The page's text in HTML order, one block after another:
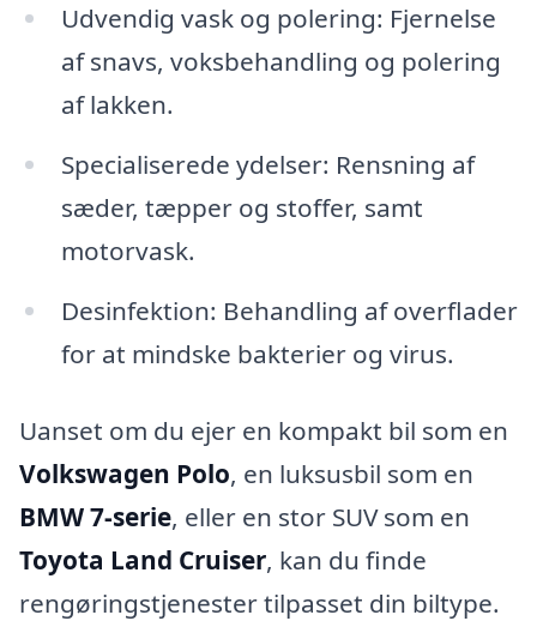
Udvendig vask og polering: Fjernelse
af snavs, voksbehandling og polering
af lakken.
Specialiserede ydelser: Rensning af
sæder, tæpper og stoffer, samt
motorvask.
Desinfektion: Behandling af overflader
for at mindske bakterier og virus.
Uanset om du ejer en kompakt bil som en
Volkswagen Polo, en luksusbil som en
BMW 7-serie, eller en stor SUV som en
Toyota Land Cruiser, kan du finde
rengøringstjenester tilpasset din biltype.